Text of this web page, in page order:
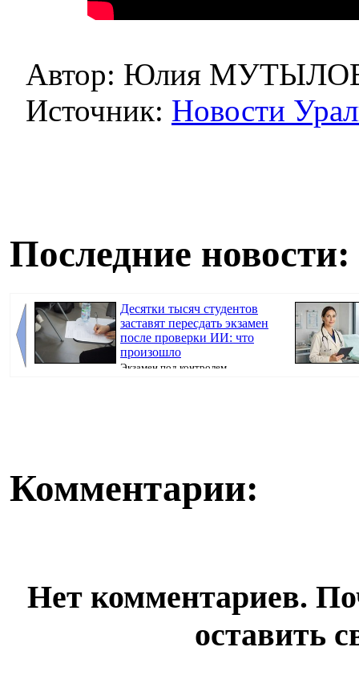
Автор: Юлия
Источник: Новости
Последние новости:
Десятки тысяч студентов
заставят пересдать экзамен
после проверки ИИ: что
произошло
Экзамен под контролем
Комментарии:
Нет комментариев.
оставить